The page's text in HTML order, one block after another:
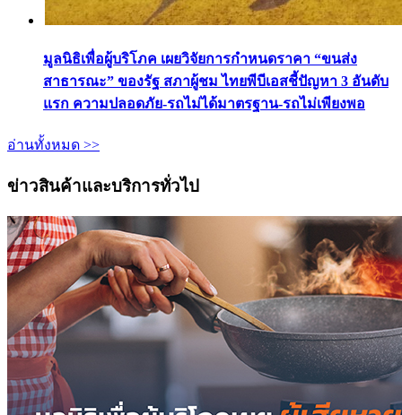
มูลนิธิเพื่อผู้บริโภค เผยวิจัยการกำหนดราคา “ขนส่ง
สาธารณะ” ของรัฐ สภาผู้ชม ไทยพีบีเอสชี้ปัญหา 3 อันดับ
แรก ความปลอดภัย-รถไม่ได้มาตรฐาน-รถไม่เพียงพอ
อ่านทั้งหมด >>
ข่าวสินค้าและบริการทั่วไป